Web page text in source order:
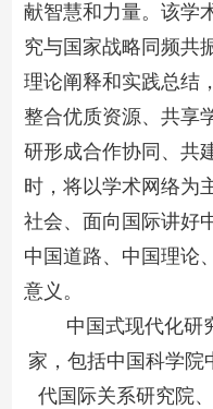
献智慧和力量。该学
究与国家战略同频共
理论阐释和实践总结
整合优质资源、共享
研形成合作协同、共
时，将以学术网络为
社会、面向国际讲好
中国道路、中国理论
意义。
中国式现代化研
家，包括中国科学院
代国际关系研究院